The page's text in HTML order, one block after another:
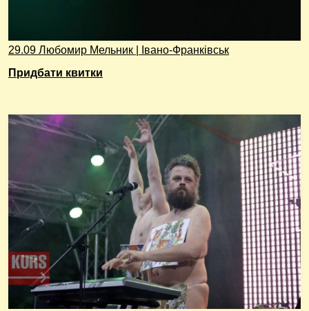
29.09 Любомир Мельник | Івано-Франківськ
Придбати квитки